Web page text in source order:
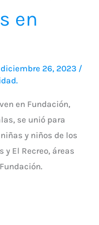
en
diciembre 26, 2023 /
en Fundación,
se unió para
y niños de los
y El Recreo, áreas